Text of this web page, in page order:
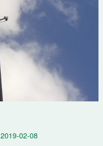
2019-02-08